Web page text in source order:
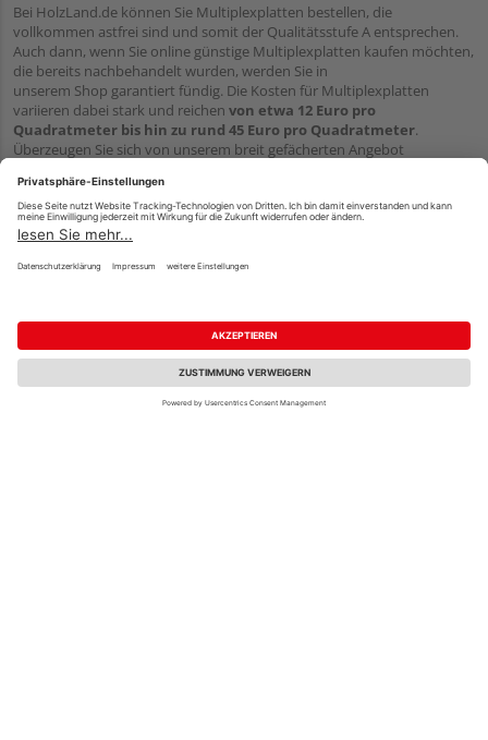
Bei HolzLand.de können Sie Multiplexplatten bestellen, die
vollkommen astfrei sind und somit der Qualitätsstufe A entsprechen.
Auch dann, wenn Sie online günstige Multiplexplatten kaufen möchten,
die bereits nachbehandelt wurden, werden Sie in
unserem Shop garantiert fündig. Die Kosten für Multiplexplatten
variieren dabei stark und reichen von etwa 12 Euro pro
Quadratmeter bis hin zu rund 45 Euro pro Quadratmeter.
Überzeugen Sie sich von unserem breit gefächerten Angebot
und günstig Multiplexplatten, die perfekt zu Ihren individuellen
Anforderungen passen!
Entdecken Sie auch:
Kundenservice &
Informationen
Warum bei HolzLand.de kaufen?